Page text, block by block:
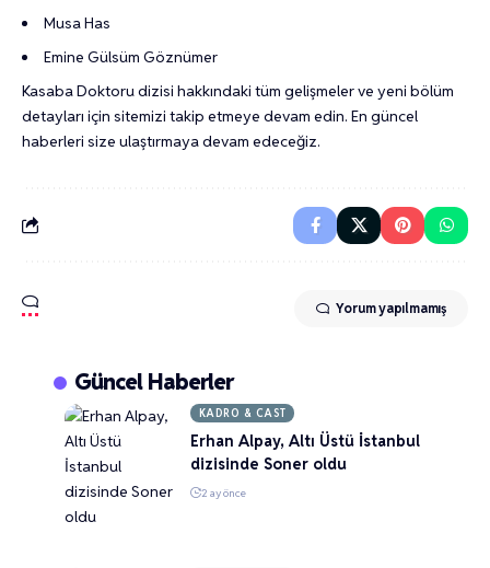
Musa Has
Emine Gülsüm Göznümer
Kasaba Doktoru dizisi hakkındaki tüm gelişmeler ve yeni bölüm
detayları için sitemizi takip etmeye devam edin. En güncel
haberleri size ulaştırmaya devam edeceğiz.
Yorum yapılmamış
Güncel Haberler
KADRO & CAST
Erhan Alpay, Altı Üstü İstanbul
dizisinde Soner oldu
2 ay önce